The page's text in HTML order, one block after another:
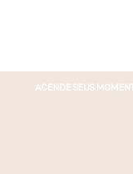
ACENDE SEUS